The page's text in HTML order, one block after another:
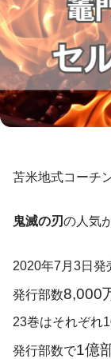
苫米地式コーチ
鬼滅の刃の人気
2020年7月3日発
発行部数8,000
23巻はそれぞれ
発行部数で1億